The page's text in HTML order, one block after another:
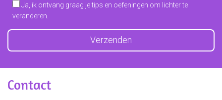
Ja, ik ontvang graag je tips en oefeningen om lichter te
veranderen.
Contact